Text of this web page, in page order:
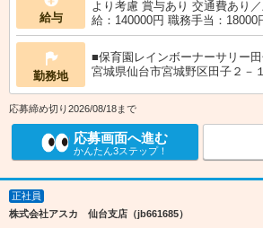
給与
より考慮 賞与あり 交通費あり
給：140000円 職務手当：18000
勤務地
■保育園レインボーナーサリー田
宮城県仙台市宮城野区田子２－
応募締め切り2026/08/18まで
応募画面へ進む
かんたん3ステップ！
正社員
株式会社アスカ 仙台支店（jb661685）